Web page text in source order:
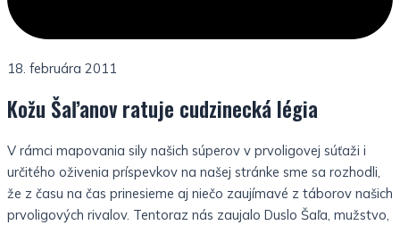
18. februára 2011
Kožu Šaľanov ratuje cudzinecká légia
V rámci mapovania sily našich súperov v prvoligovej súťaži i
určitého oživenia príspevkov na našej stránke sme sa rozhodli,
že z času na čas prinesieme aj niečo zaujímavé z táborov našich
prvoligových rivalov. Tentoraz nás zaujalo Duslo Šaľa, mužstvo,